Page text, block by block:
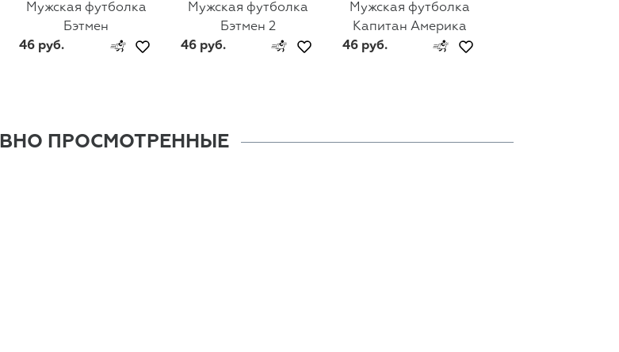
Мужская футболка
Бэтмен
46 руб.
Мужская футболка
Бэтмен 2
46 руб.
Мужская футболка
Капитан Америка
46 руб.
ПРОСМОТРЕННЫЕ